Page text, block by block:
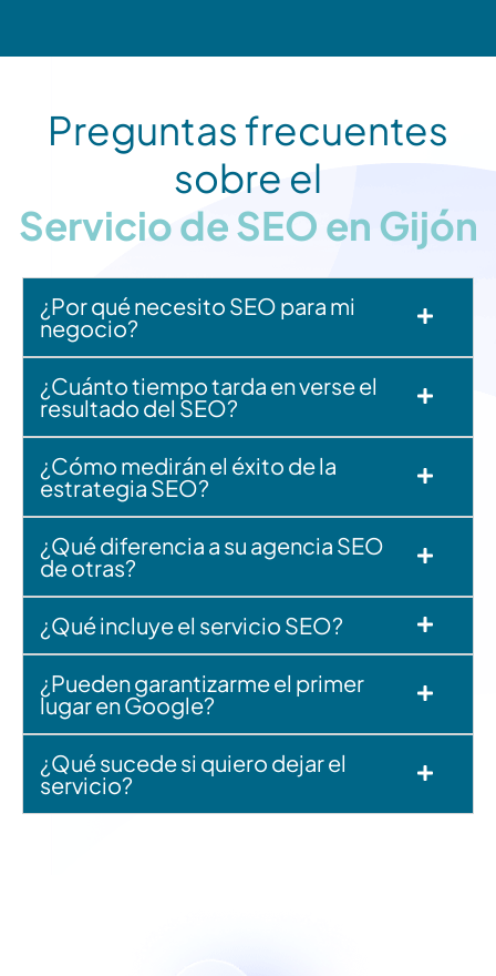
Preguntas frecuentes
sobre el
Servicio de SEO en Gijón
¿Por qué necesito SEO para mi
negocio?
¿Cuánto tiempo tarda en verse el
resultado del SEO?
¿Cómo medirán el éxito de la
estrategia SEO?
¿Qué diferencia a su agencia SEO
de otras?
¿Qué incluye el servicio SEO?
¿Pueden garantizarme el primer
lugar en Google?
¿Qué sucede si quiero dejar el
servicio?